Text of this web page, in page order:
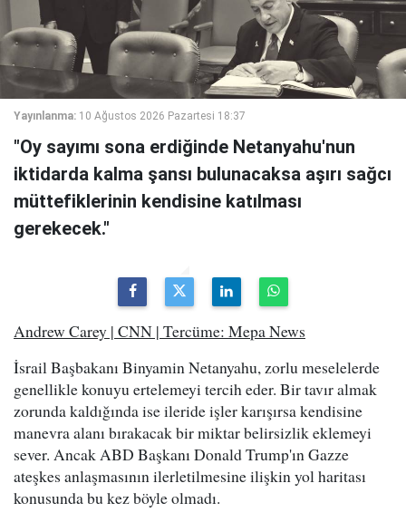
Yayınlanma: 10 Ağustos 2026 Pazartesi 18:37
"Oy sayımı sona erdiğinde Netanyahu'nun
iktidarda kalma şansı bulunacaksa aşırı sağcı
müttefiklerinin kendisine katılması
gerekecek."
Andrew Carey | CNN | Tercüme: Mepa News
İsrail Başbakanı Binyamin Netanyahu, zorlu meselelerde
genellikle konuyu ertelemeyi tercih eder. Bir tavır almak
zorunda kaldığında ise ileride işler karışırsa kendisine
manevra alanı bırakacak bir miktar belirsizlik eklemeyi
sever. Ancak ABD Başkanı Donald Trump'ın Gazze
ateşkes anlaşmasının ilerletilmesine ilişkin yol haritası
konusunda bu kez böyle olmadı.